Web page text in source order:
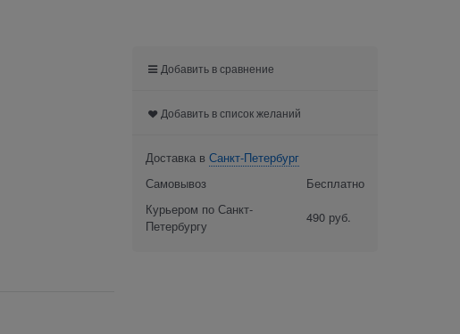
Добавить в сравнение
Добавить в список желаний
Доставка в Санкт-Петербург
Самовывоз
Бесплатно
Курьером по Санкт-
Петербургу
490 руб.